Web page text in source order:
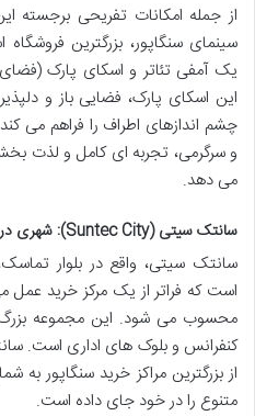
از جمله امکانات تفریحی برجسته
سینمای سنگاپور، بزرگترین
یک آمفی تئاتر و اسکای پارک
این اسکای پارک، فضایی باز و
چشم اندازهای اطراف را فراهم می
و سرگرمی، تجربه ای کامل و لذت بخش
می دهد.
سانتک سیتی (Suntec City): شهری در دل شهر
سانتک سیتی، واقع در بلوار
است که فراتر از یک مرکز خرید
محسوب می شود. این مجموعه بزرگ
کنفرانس و بلوک های اداری است.
متنوع را در خود جای داده است.